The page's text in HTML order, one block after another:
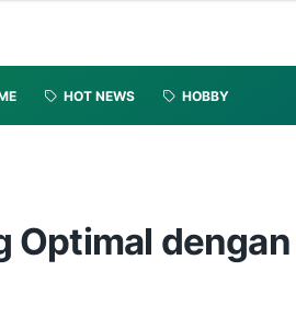
HOT NEWS HOBBY
Optimal dengan